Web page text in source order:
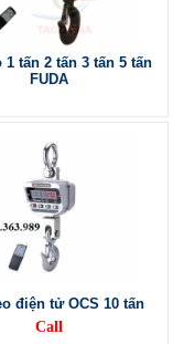
1 tấn 2 tấn 3 tấn 5 tấn
FUDA
điện tử OCS 10 tấn
Call